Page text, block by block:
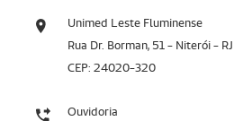
Unimed Leste Fluminense
Rua Dr. Borman, 51 - Niterói - RJ
CEP: 24020-320
Ouvidoria